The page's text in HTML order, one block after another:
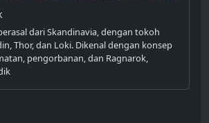
dari Skandinavia, dengan tokoh
Thor, dan Loki. Dikenal dengan konsep
pengorbanan, dan Ragnarok,